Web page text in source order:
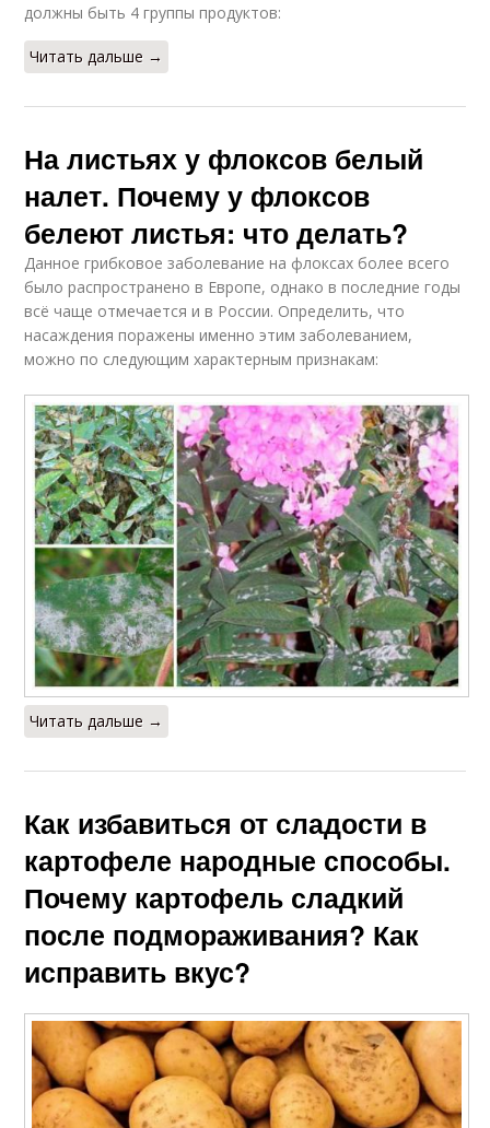
должны быть 4 группы продуктов:
Читать дальше →
На листьях у флоксов белый
налет. Почему у флоксов
белеют листья: что делать?
Данное грибковое заболевание на флоксах более всего
было распространено в Европе, однако в последние годы
всё чаще отмечается и в России. Определить, что
насаждения поражены именно этим заболеванием,
можно по следующим характерным признакам:
Читать дальше →
Как избавиться от сладости в
картофеле народные способы.
Почему картофель сладкий
после подмораживания? Как
исправить вкус?